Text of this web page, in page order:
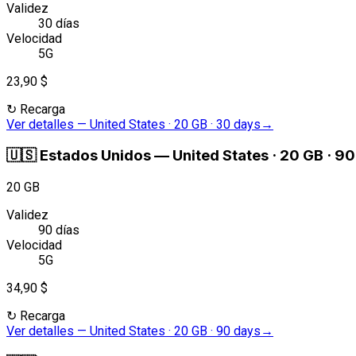
Validez
30 días
Velocidad
5G
23,90 $
↻ Recarga
Ver detalles — United States · 20 GB · 30 days →
🇺🇸 Estados Unidos— United States · 20 GB ·
20 GB
Validez
90 días
Velocidad
5G
34,90 $
↻ Recarga
Ver detalles — United States · 20 GB · 90 days →